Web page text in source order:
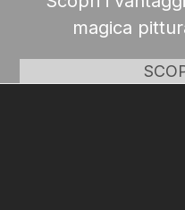
magica